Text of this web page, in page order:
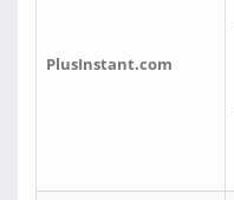
PlusInstant.com